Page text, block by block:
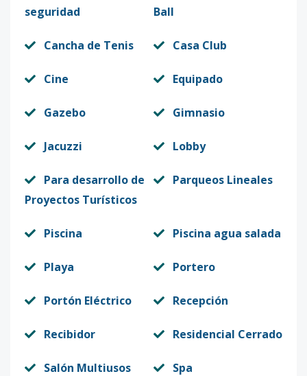
seguridad
Ball
Cancha de Tenis Casa Club
Cine Equipado
Gazebo Gimnasio
Jacuzzi Lobby
Para desarrollo de
Proyectos Turísticos
Parqueos Lineales
Piscina Piscina agua salada
Playa Portero
Portón Eléctrico Recepción
Recibidor Residencial Cerrado
Salón Multiusos Spa